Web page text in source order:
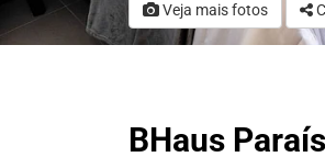
Veja mais fotos
BHaus